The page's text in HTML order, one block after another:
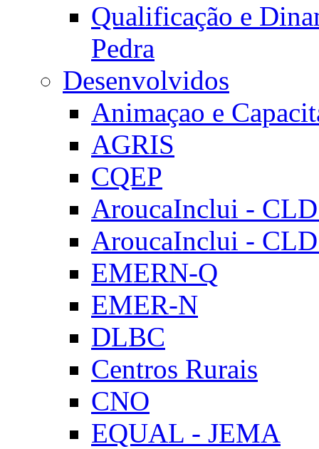
Qualificação e
Pedra
Desenvolvidos
Animaçao e
AGRIS
CQEP
AroucaInclui -
AroucaInclui -
EMERN-Q
EMER-N
DLBC
Centros Rurais
CNO
EQUAL - JEMA